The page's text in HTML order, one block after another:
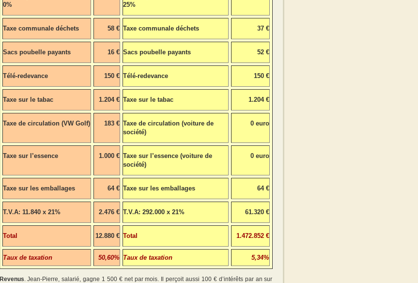
0%
25%
Taxe communale déchets 58 € Taxe communale déchets 37 €
Sacs poubelle payants 16 € Sacs poubelle payants 52 €
Télé-redevance 150 € Télé-redevance 150 €
Taxe sur le tabac 1.204 € Taxe sur le tabac 1.204 €
Taxe de circulation (VW Golf) 183 € Taxe de circulation (voiture de
société)
0 euro
Taxe sur l’essence 1.000 € Taxe sur l’essence (voiture de
société)
0 euro
Taxe sur les emballages 64 € Taxe sur les emballages 64 €
T.V.A: 11.840 x 21% 2.476 € T.V.A: 292.000 x 21% 61.320 €
Total 12.880 € Total 1.472.852 €
Taux de taxation 50,60% Taux de taxation 5,34%
Revenus. Jean-Pierre, salarié, gagne 1 500 € net par mois. Il perçoit aussi 100 € d’intérêts par an sur